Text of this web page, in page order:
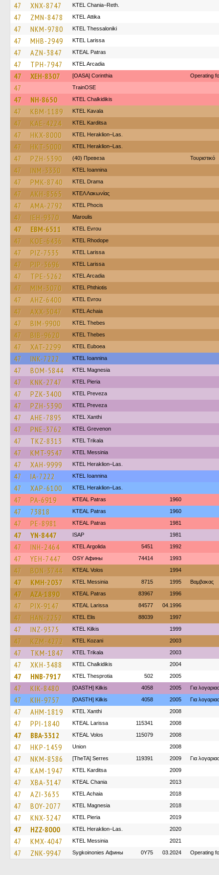
47 XNX-8747 KTEL Chania–Reth.
47 ZMN-8478 KΤΕL Αttika
47 NKM-9780 KTEL Thessaloniki
47 MHB-2949 KTEL Larissa
47 AZN-3847 KTEAL Patras
47 TPH-7947 KTEL Arcadia
47 XEH-8307 [OASA] Corinthia Operating
47 TrainΟSE
47 NH-8650 ΚΤΕL Chalkidikis
47 KBM-1189 KTEL Kavala
47 KAE-4224 ΚΤΕL Karditsa
47 HKX-8000 KTEL Heraklion–Las.
47 HKT-5000 KTEL Heraklion–Las.
47 PZH-5390 (40) Превеза Τουριστικό
47 INM-3330 KTEL Ioannina
47 PMK-8740 KTEL Drama
47 AKH-8565 ΚΤΕΛ Λακωνίας
47 AMA-2792 ΚΤΕL Phocis
47 IEH-9370 Maroulis
47 EBM-6511 KTEL Evrou
47 KOE-6436 KTEL Rhodope
47 PIZ-7535 KTEL Larissa
47 PIP-3696 KTEL Larissa
47 TPE-5262 KTEL Arcadia
47 MIM-3070 ΚΤΕL Phthiotis
47 AHZ-6400 KTEL Evrou
47 AXX-3047 KTEL Achaia
47 BIM-9900 KTEL Thebes
47 BIB-9620 KTEL Thebes
47 XAT-2299 ΚΤΕL Euboea
47 INK-7222 KTEL Ioannina
47 BOM-5844 ΚΤΕL Magnesia
47 KNK-2747 KTEL Pieria
47 PZK-3400 KTEL Preveza
47 PZH-5390 KTEL Preveza
47 AHE-7895 KTEL Xanthi
47 PNE-3762 ΚΤΕL Grevenon
47 TKZ-8313 ΚΤΕL Τrikala
47 KMT-9547 KTEL Messinia
47 XAH-9999 KTEL Heraklion–Las.
47 IA-7222 KTEL Ioannina
47 XAP-6100 KTEL Heraklion–Las.
47 PA-6919 KTEAL Patras 1960
47 73818 KTEAL Patras 1960
47 PE-8981 KTEAL Patras 1981
47 YN-8447 ISAP 1981
47 INH-2464 KTEL Argolida 5451 1992
47 YEH-7447 OSY Афины 74414 1993
47 BON-3744 KTEAL Volos 1994
47 KMH-2037 KTEL Messinia 8715 1995 Βαμβακας
47 AZA-1890 KTEAL Patras 83967 1996
47 PIX-9147 KTEAL Larissa 84577 04.1996
47 HAN-2252 KTEL Elis 88039 1997
47 INZ-9375 KTEL Kilkis 1999
47 KZM-4272 ΚΤΕL Kozani 2003
47 TKM-1847 ΚΤΕL Τrikala 2003
47 XKH-3488 ΚΤΕL Chalkidikis 2004
47 HNB-7917 KTEL Thesprotia 502 2005
47 KIK-8480 [OASTH] Kilkis 4058 2005 Για
47 KIH-9757 [OASTH] Kilkis 4058 2005 Για
47 AHM-1819 KTEL Xanthi 2008
47 PPI-1840 KTEAL Larissa 115341 2008
47 BBA-3312 KTEAL Volos 115079 2008
47 HKP-1459 Union 2008
47 NKM-8586 [TheTA] Serres 119391 2009 Για
47 KAM-1947 ΚΤΕL Karditsa 2009
47 XBA-3147 KTEAL Chania 2013
47 AZI-3635 KTEL Achaia 2018
47 BOY-2077 ΚΤΕL Magnesia 2018
47 KNX-3247 KTEL Pieria 2019
47 HZZ-8000 KTEL Heraklion–Las. 2020
47 KMX-4047 KTEL Messinia 2021
47 ZNK-9947 Sygkoinonies Афины 0Y75 03.2024 Operating